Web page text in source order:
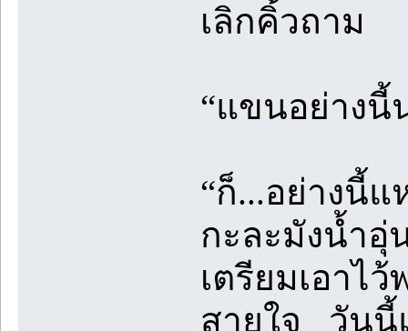
เลิกคิ้วถาม
“แขนอย่างนี้
“ก็...อย่างนี้
กะละมังน้ำ
เตรียมเอาไ
สายใจ วันนี้